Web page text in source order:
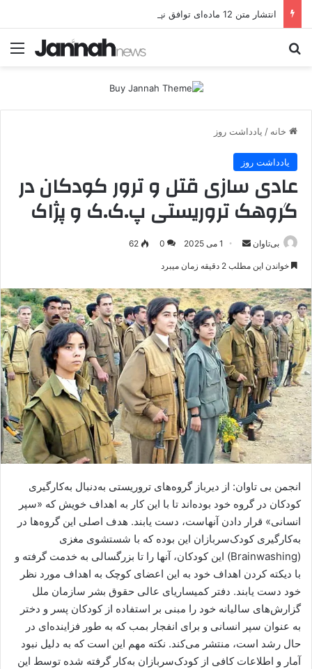
انتشار متن 12 ماده‌ای توافق نهایی بین ترکیه و پ.ک.ک
خانه / یادداشت روز
یادداشت روز
عادی سازی قتل و ترور کودکان در
گروهک تروریستی پ.ک.ک و پژاک
بی‌تاوان
ر
ا
ل
ا
ی
م
ی
ل
1 می 2025 0
62
خواندن این مطلب 2 دقیقه زمان میبرد
انجمن بی تاوان: از دیرباز گروه‌های تروریستی به‌دنبال به‌کارگیری
کودکان در گروه خود بوده‌اند تا با این کار به اهداف خویش که «سپر
انسانی» قرار دادن آنهاست، دست یابند. هدف اصلی این گروه‌ها در
به‌کارگیری کودک‌سربازان این بوده که با شستشوی مغزی
(Brainwashing) این کودکان، آنها را تا بزرگسالی به خدمت گرفته و
با دیکته کردن اهداف خود به این اعضای کوچک به اهداف مورد نظر
خود دست یابند. دفتر کمیساریای عالی حقوق بشر سازمان ملل
گزارش‌های سالیانه خود را مبنی بر استفاده از کودکان پسر و دختر
به عنوان سپر انسانی و برای انفجار بمب که به طور فزاینده‌ای در
حال رشد است، منتشر می‌کند. نکته مهم این است که به دلیل نبود
آمار و اطلاعات کافی از کودک‌سربازان به‌کار گرفته شده توسط این